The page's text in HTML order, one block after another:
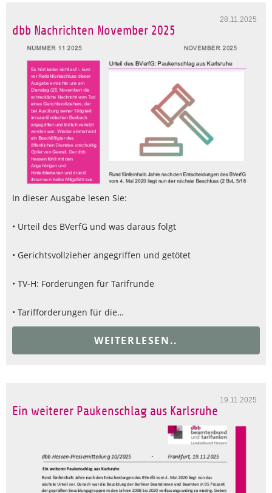
28.11.2025
dbb Nachrichten November 2025
In dieser Ausgabe lesen Sie:
• Urteil des BVerfG und was daraus folgt
• Gerichtsvollzieher angegriffen und getötet
• TV-H: Forderungen für Tarifrunde
• Tarifforderungen für die…
WEITERLESEN..
19.11.2025
Ein weiterer Paukenschlag aus Karlsruhe